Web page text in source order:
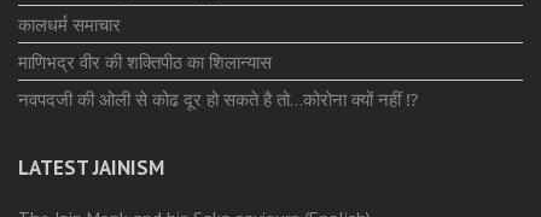
कालधर्म समाचार
माणिभद्र वीर की शक्तिपीठ का शिलान्यास
नवपदजी की ओली से कोढ दूर हो सकते है तो…कोरोना क्यों नहीं ⁉️
LATEST JAINISM